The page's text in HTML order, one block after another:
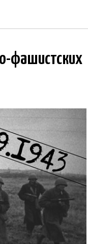
фашистских